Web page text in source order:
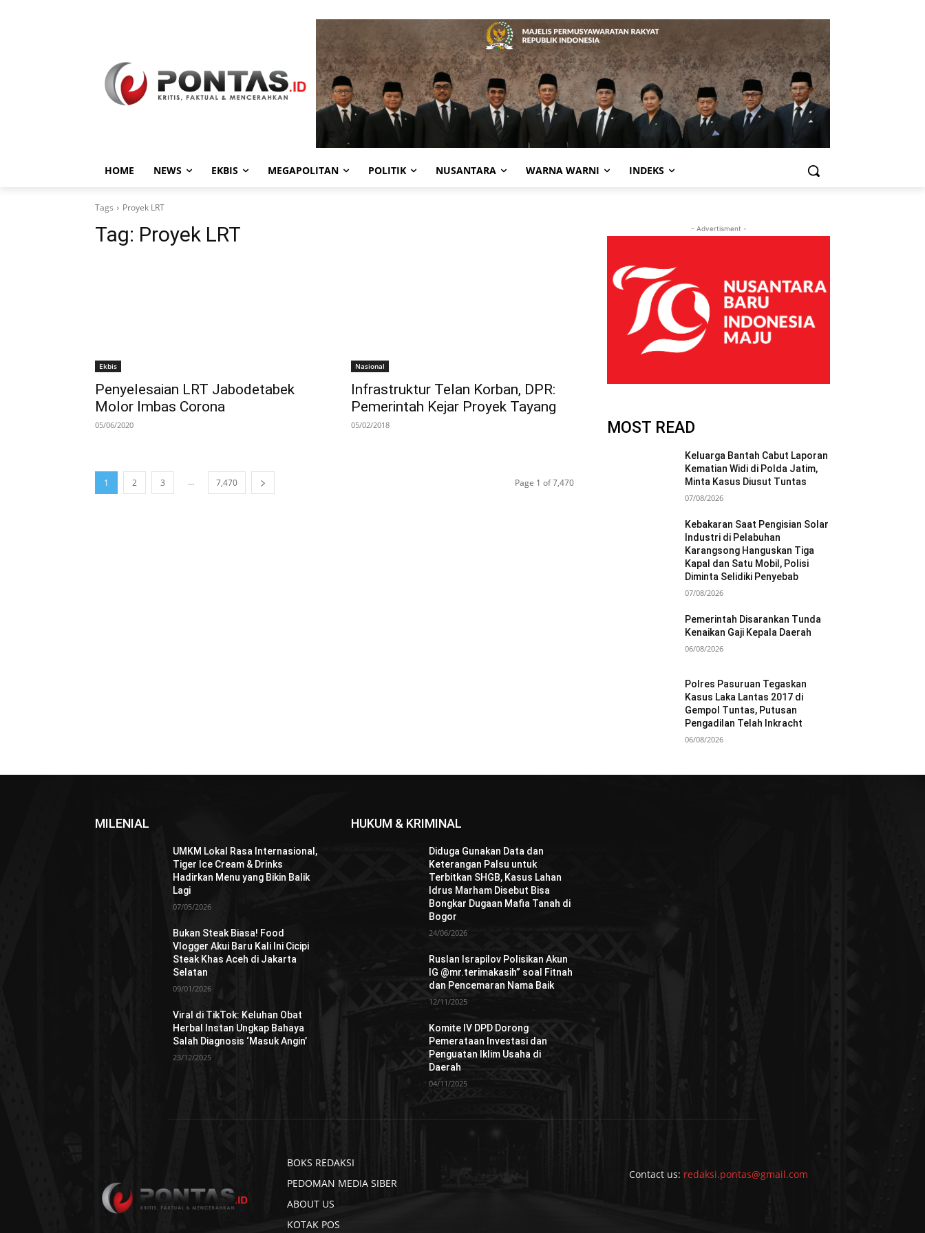
HOME NEWS EKBIS MEGAPOLITAN POLITIK NUSANTARA WARNA WARNI INDEKS
Tags Proyek LRT
Tag: Proyek LRT
Ekbis
Penyelesaian LRT Jabodetabek
Molor Imbas Corona
05/06/2020
Nasional
Infrastruktur Telan Korban, DPR:
Pemerintah Kejar Proyek Tayang
05/02/2018
1 2 3 ... 7,470 Page 1 of 7,470
- Advertisment -
MOST READ
Keluarga Bantah Cabut Laporan
Kematian Widi di Polda Jatim,
Minta Kasus Diusut Tuntas
07/08/2026
Kebakaran Saat Pengisian Solar
Industri di Pelabuhan
Karangsong Hanguskan Tiga
Kapal dan Satu Mobil, Polisi
Diminta Selidiki Penyebab
07/08/2026
Pemerintah Disarankan Tunda
Kenaikan Gaji Kepala Daerah
06/08/2026
Polres Pasuruan Tegaskan
Kasus Laka Lantas 2017 di
Gempol Tuntas, Putusan
Pengadilan Telah Inkracht
06/08/2026
MILENIAL
UMKM Lokal Rasa Internasional,
Tiger Ice Cream & Drinks
Hadirkan Menu yang Bikin Balik
Lagi
07/05/2026
Bukan Steak Biasa! Food
Vlogger Akui Baru Kali Ini Cicipi
Steak Khas Aceh di Jakarta
Selatan
09/01/2026
Viral di TikTok: Keluhan Obat
Herbal Instan Ungkap Bahaya
Salah Diagnosis ‘Masuk Angin’
23/12/2025
HUKUM & KRIMINAL
Diduga Gunakan Data dan
Keterangan Palsu untuk
Terbitkan SHGB, Kasus Lahan
Idrus Marham Disebut Bisa
Bongkar Dugaan Mafia Tanah di
Bogor
24/06/2026
Ruslan Israpilov Polisikan Akun
IG @mr.terimakasih” soal Fitnah
dan Pencemaran Nama Baik
12/11/2025
Komite IV DPD Dorong
Pemerataan Investasi dan
Penguatan Iklim Usaha di
Daerah
04/11/2025
BOKS REDAKSI
PEDOMAN MEDIA SIBER
ABOUT US
KOTAK POS
Contact us: redaksi.pontas@gmail.com